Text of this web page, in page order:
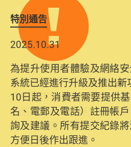
特別通告
2025.10.31
為提升使用者體驗及網絡
系統已經進行升級及推出
10日起，消費者需要提供
名、電郵及電話）註冊帳
詢及建議。所有提交紀錄
方便日後作出跟進。